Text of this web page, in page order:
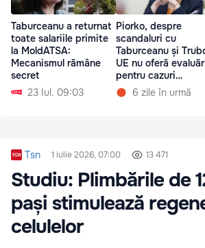
Taburceanu a returnat
toate salariile primite
la MoldATSA:
Mecanismul rămâne
secret
23 Iul. 09:03
Piorko, despre
scandaluri cu
Taburceanu și
UE nu oferă
pentru cazuri
individuale
6 zile în urmă
Tsn 1 iulie 2026, 07:00 13 471
Studiu: Plimbările de
pași stimulează
celulelor